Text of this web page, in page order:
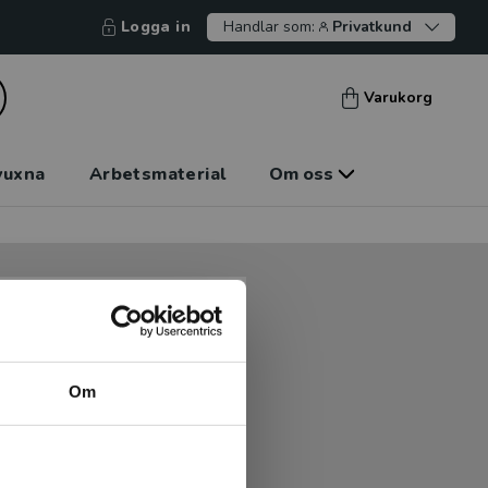
Om
Logga in Handlar som: Privatkund
Varukorg
Arbetsmaterial Om oss
betala mot faktura
hos oss.